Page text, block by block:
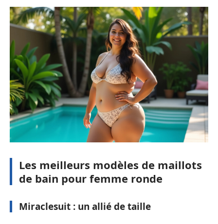
Les meilleurs modèles de maillots
de bain pour femme ronde
Miraclesuit : un allié de taille